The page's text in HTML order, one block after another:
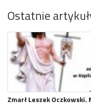
Ostatnie
Zmarł Leszek Oczkowski.